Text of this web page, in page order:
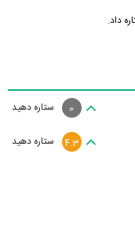
ستاره دهید 0
ستاره دهید 4.3